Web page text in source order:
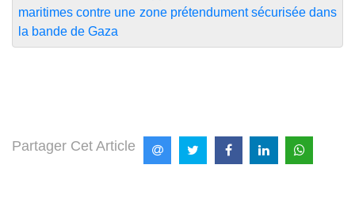
maritimes contre une zone prétendument sécurisée dans
la bande de Gaza
Partager Cet Article